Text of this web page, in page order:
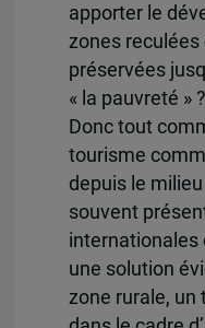
apporter le
zones
préservées
« la pauvreté » ?
Donc tout
tourisme
depuis le
souvent
internationales
une solution
zone rurale, un